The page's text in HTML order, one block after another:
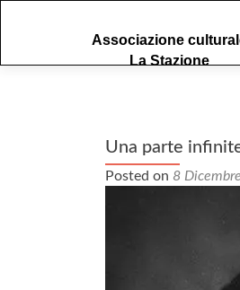
i
Associazione
La Stazione
Una parte
Posted on 8